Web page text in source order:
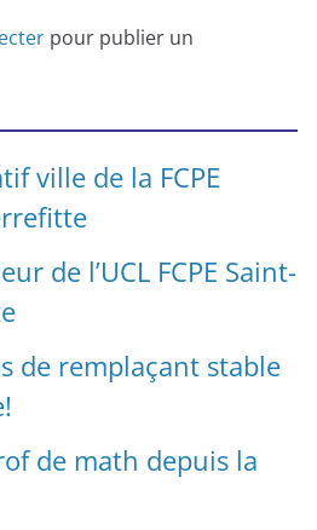
pour publier un
ville de la FCPE
de l’UCL FCPE Saint-
de remplaçant stable
de math depuis la